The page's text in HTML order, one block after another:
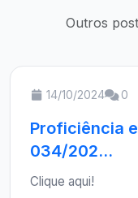
Outros
14/10/2024 0
Proficiência
034/202...
Clique aqui!